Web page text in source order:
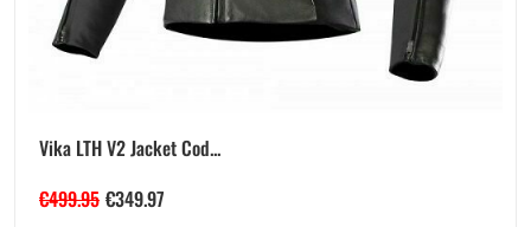
Vika LTH V2 Jacket Cod...
€499.95 €349.97